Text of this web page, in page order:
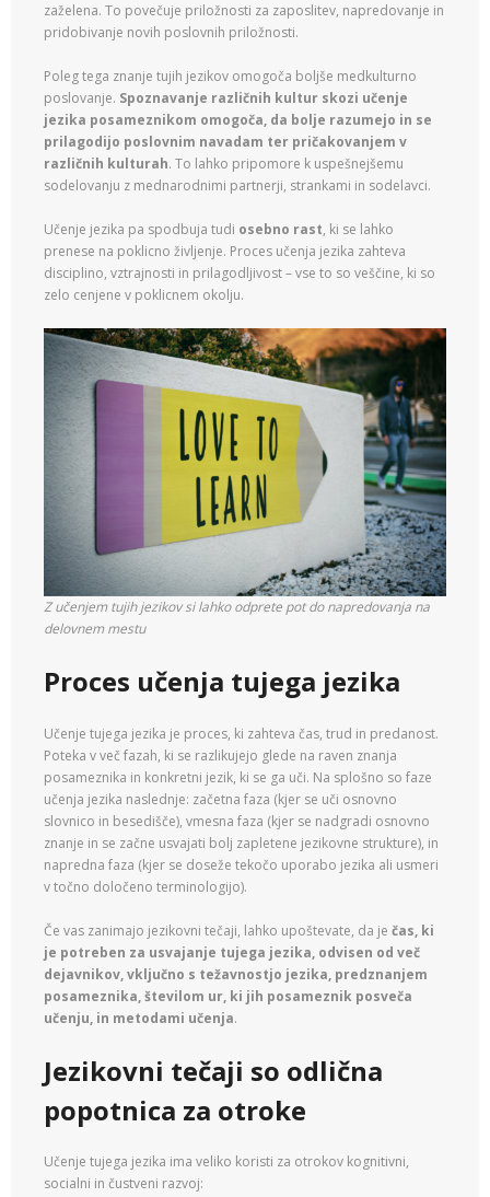
zaželena. To povečuje priložnosti za zaposlitev, napredovanje in
pridobivanje novih poslovnih priložnosti.
Poleg tega znanje tujih jezikov omogoča boljše medkulturno
poslovanje. Spoznavanje različnih kultur skozi učenje
jezika posameznikom omogoča, da bolje razumejo in se
prilagodijo poslovnim navadam ter pričakovanjem v
različnih kulturah. To lahko pripomore k uspešnejšemu
sodelovanju z mednarodnimi partnerji, strankami in sodelavci.
Učenje jezika pa spodbuja tudi osebno rast, ki se lahko
prenese na poklicno življenje. Proces učenja jezika zahteva
disciplino, vztrajnosti in prilagodljivost – vse to so veščine, ki so
zelo cenjene v poklicnem okolju.
Z učenjem tujih jezikov si lahko odprete pot do napredovanja na
delovnem mestu
Proces učenja tujega jezika
Učenje tujega jezika je proces, ki zahteva čas, trud in predanost.
Poteka v več fazah, ki se razlikujejo glede na raven znanja
posameznika in konkretni jezik, ki se ga uči. Na splošno so faze
učenja jezika naslednje: začetna faza (kjer se uči osnovno
slovnico in besedišče), vmesna faza (kjer se nadgradi osnovno
znanje in se začne usvajati bolj zapletene jezikovne strukture), in
napredna faza (kjer se doseže tekočo uporabo jezika ali usmeri
v točno določeno terminologijo).
Če vas zanimajo jezikovni tečaji, lahko upoštevate, da je čas, ki
je potreben za usvajanje tujega jezika, odvisen od več
dejavnikov, vključno s težavnostjo jezika, predznanjem
posameznika, številom ur, ki jih posameznik posveča
učenju, in metodami učenja.
Jezikovni tečaji so odlična
popotnica za otroke
Učenje tujega jezika ima veliko koristi za otrokov kognitivni,
socialni in čustveni razvoj: